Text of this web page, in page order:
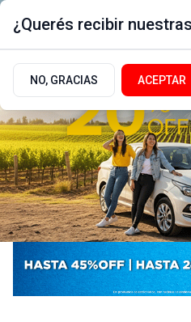
¿Querés recibir
NO, GRACIAS ACEPTAR